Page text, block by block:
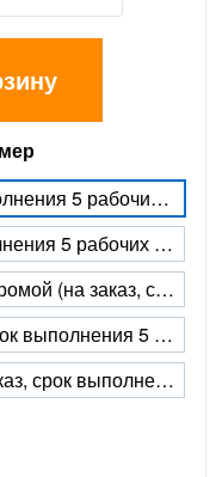
140x210 см (на заказ, срок выполнения 5 рабочих дней)
90x135 см (на заказ, срок выполнения 5 рабочих дней)
90х135 см двухсторонний с бахромой (на заказ, срок выполнения 5 рабочих дней)
90х135 см на сетке (на заказ, срок выполнения 5 рабочих дней)
Двусторонний 90x135 см (на заказ, срок выполнения 5 рабочих дней)